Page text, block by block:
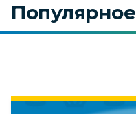
Популярное